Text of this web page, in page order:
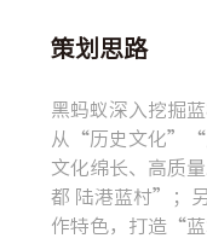
策划思路
黑蚂蚁深入挖掘
从“历史文化”“
文化绵长、高质
都 陆港蓝村”；
作特色，打造“